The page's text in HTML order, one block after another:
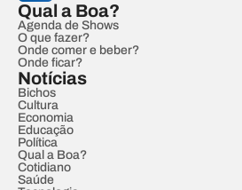
Qual a Boa?
Agenda de Shows
O que fazer?
Onde comer e beber?
Onde ficar?
Notícias
Bichos
Cultura
Economia
Educação
Política
Qual a Boa?
Cotidiano
Saúde